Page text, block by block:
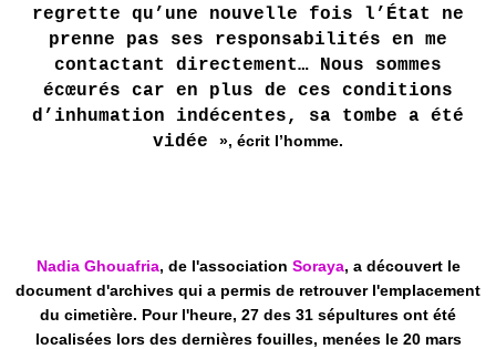
regrette qu’une nouvelle fois l’État ne
prenne pas ses responsabilités en me
contactant directement… Nous sommes
écœurés car en plus de ces conditions
d’inhumation indécentes, sa tombe a été
vidée », écrit l’homme.
Nadia Ghouafria, de l'association Soraya, a découvert le
document d'archives qui a permis de retrouver l'emplacement
du cimetière. Pour l'heure, 27 des 31 sépultures ont été
localisées lors des dernières fouilles, menées le 20 mars